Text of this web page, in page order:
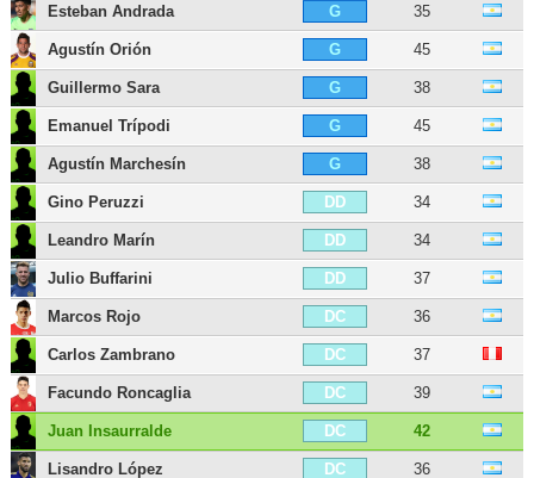
Esteban Andrada G 35
Agustín Orión G 45
Guillermo Sara G 38
Emanuel Trípodi G 45
Agustín Marchesín G 38
Gino Peruzzi DD 34
Leandro Marín DD 34
Julio Buffarini DD 37
Marcos Rojo DC 36
Carlos Zambrano DC 37
Facundo Roncaglia DC 39
Juan Insaurralde DC 42
Lisandro López DC 36